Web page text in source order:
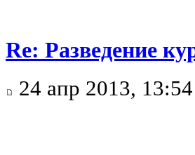
Re: Разведение
24 апр 2013, 13:54